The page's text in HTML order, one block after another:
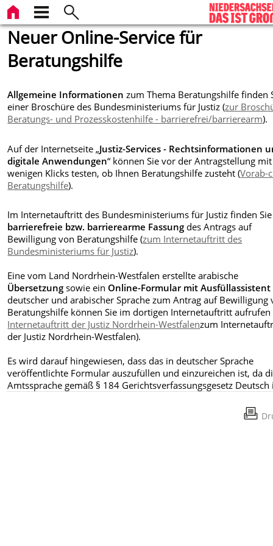
Neuer Online-Service für
Beratungshilfe
Allgemeine Informationen zum Thema Beratungshilfe finden
einer Broschüre des Bundesministeriums für Justiz (zur
Beratungs- und Prozesskostenhilfe - barrierefrei/barrierearm).
Auf der Internetseite „Justiz-Services - Rechtsinformationen
digitale Anwendungen“ können Sie vor der Antragstellung mit
wenigen Klicks testen, ob Ihnen Beratungshilfe zusteht (Vorab-
Beratungshilfe).
Im Internetauftritt des Bundesministeriums für Justiz finden
barrierefreie bzw. barrierearme Fassung des Antrags auf
Bewilligung von Beratungshilfe (zum Internetauftritt des
Bundesministeriums für Justiz).
Eine vom Land Nordrhein-Westfalen erstellte arabische
Übersetzung sowie einOnline-Formular mit Ausfüllassistent
deutscher und arabischer Sprache zum Antrag auf Bewilligung
Beratungshilfe können Sie im dortigen Internetauftritt aufrufen
Internetauftritt der Justiz Nordrhein-Westfalenzum
der Justiz Nordrhein-Westfalen).
Es wird darauf hingewiesen, dass das in deutscher Sprache
veröffentlichte Formular auszufüllen und einzureichen ist, da
Amtssprache gemäß § 184 Gerichtsverfassungsgesetz Deutsch